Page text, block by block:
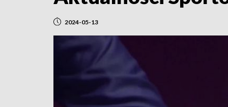
2024-05-13